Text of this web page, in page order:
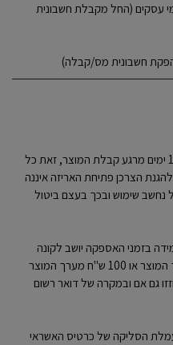
מבוטח עם שליח עד הבית עד 7 ימי עסקים (החל מקבלת חשבונית
ביטול עסקה והחזרת המוצר ייעשה תוך 14 ימים מרגע קבלת המוצר, זאת כל
הצרכן פתיחת האריזה איננה
שימוש ובכך בעצם ביטול
בזמני האספקה יושב לקונה
הכסף תוך 14 ימים וזאת בקיזוז 5% מערך המוצר או 100 ש"ח מערך המוצר
גם אם ובמקרה של דואר רשום
עמלת הסליקה של כרטיס האשראי